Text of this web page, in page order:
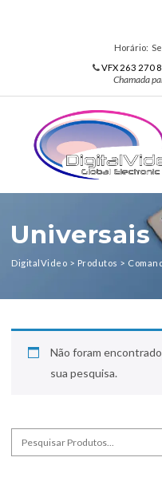
Horário:
VFX 263 270
Chamada
Universais
DigitalVideo > Produtos >
Não foram
sua pesquisa.
Search for: